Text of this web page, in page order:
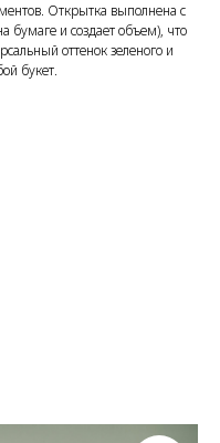
Открытка выполнена с
бумаге и создает объем), что
оттенок зеленого и
букет.